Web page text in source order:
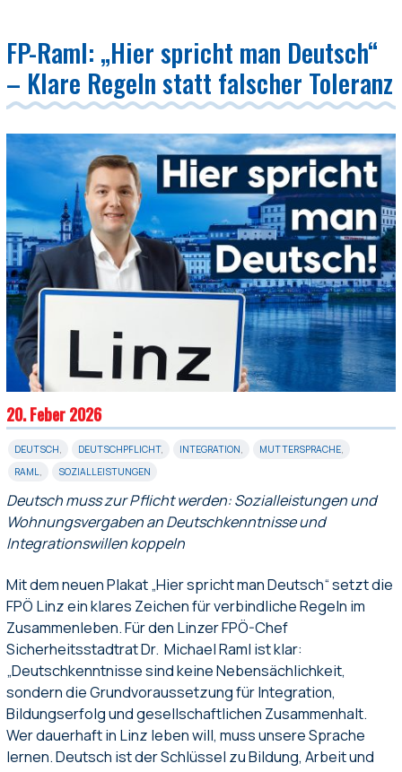
FP-Raml: „Hier spricht man Deutsch“
– Klare Regeln statt falscher Toleranz
20. Feber 2026
DEUTSCH, DEUTSCHPFLICHT, INTEGRATION, MUTTERSPRACHE,
RAML, SOZIALLEISTUNGEN
Deutsch muss zur Pflicht werden: Sozialleistungen und
Wohnungsvergaben an Deutschkenntnisse und
Integrationswillen koppeln
Mit dem neuen Plakat „Hier spricht man Deutsch“ setzt die
FPÖ Linz ein klares Zeichen für verbindliche Regeln im
Zusammenleben. Für den Linzer FPÖ-Chef
Sicherheitsstadtrat Dr. Michael Raml ist klar:
„Deutschkenntnisse sind keine Nebensächlichkeit,
sondern die Grundvoraussetzung für Integration,
Bildungserfolg und gesellschaftlichen Zusammenhalt.
Wer dauerhaft in Linz leben will, muss unsere Sprache
lernen. Deutsch ist der Schlüssel zu Bildung, Arbeit und